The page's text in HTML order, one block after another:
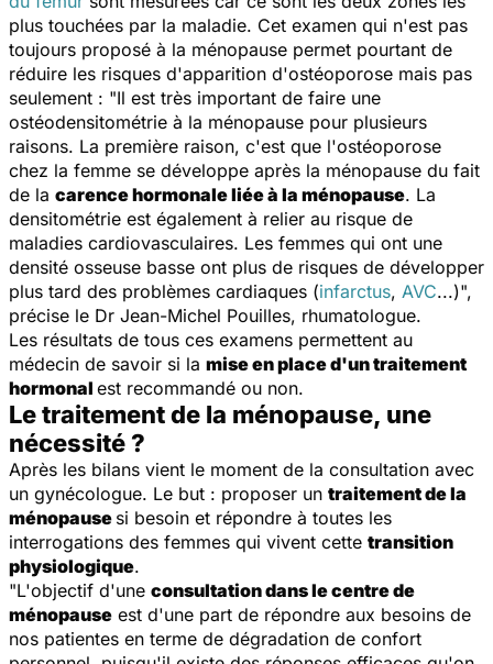
plus touchées par la maladie. Cet examen qui n'est pas
toujours proposé à la ménopause permet pourtant de
réduire les risques d'apparition d'ostéoporose mais pas
seulement : "Il est très important de faire une
ostéodensitométrie à la ménopause pour plusieurs
raisons. La première raison, c'est que l'ostéoporose
chez la femme se développe après la ménopause du fait
de la carence hormonale liée à la ménopause. La
densitométrie est également à relier au risque de
maladies cardiovasculaires. Les femmes qui ont une
densité osseuse basse ont plus de risques de développer
plus tard des problèmes cardiaques (infarctus, AVC...)",
précise le Dr Jean-Michel Pouilles, rhumatologue.
Les résultats de tous ces examens permettent au
médecin de savoir si la mise en place d'un traitement
hormonal est recommandé ou non.
Le traitement de la ménopause, une
nécessité ?
Après les bilans vient le moment de la consultation avec
un gynécologue. Le but : proposer un traitement de la
ménopause si besoin et répondre à toutes les
interrogations des femmes qui vivent cette transition
physiologique.
"L'objectif d'une consultation dans le centre de
ménopause est d'une part de répondre aux besoins de
nos patientes en terme de dégradation de confort